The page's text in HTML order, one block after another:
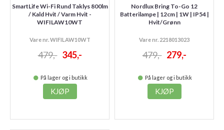
SmartLife Wi-Fi Rund Taklys 800lm
/ Kald Hvit / Varm Hvit -
WIFILAW10WT
Vare nr. WIFILAW10WT
479,- 345,-
På lager og i butikk
KJØP
Nordlux Bring To-Go 12
Batterilampe | 12cm | 1W | IP54 |
Hvit/Grønn
Vare nr. 2218013023
479,- 279,-
På lager og i butikk
KJØP